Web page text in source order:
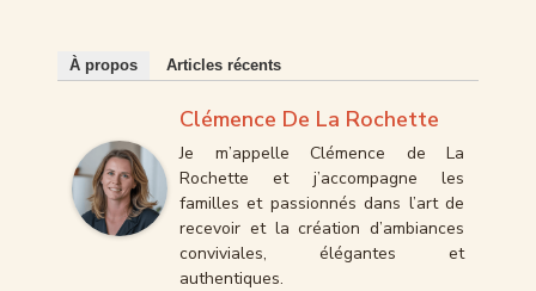
À propos Articles récents
Clémence De La Rochette
Je m’appelle Clémence de La
Rochette et j’accompagne les
familles et passionnés dans l’art de
recevoir et la création d’ambiances
conviviales, élégantes et
authentiques.